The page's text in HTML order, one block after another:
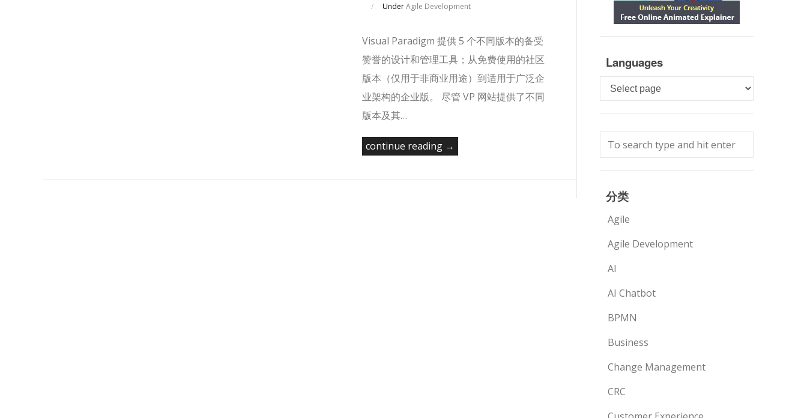
/
UnderAgile Development
Visual Paradigm 提供 5 个不同版本的备受
赞誉的设计和管理工具；从免费使用的社区
版本（仅用于非商业用途）到适用于广泛企
业架构的企业版。 尽管 VP 网站提供了不同
版本及其…
continue reading →
Languages
Languages
分类
Agile
Agile Development
AI
AI Chatbot
BPMN
Business
Change Management
CRC